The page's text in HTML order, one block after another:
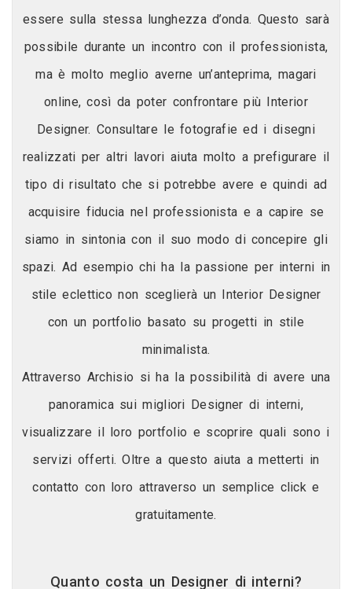
essere sulla stessa lunghezza d’onda. Questo sarà
possibile durante un incontro con il professionista,
ma è molto meglio averne un’anteprima, magari
online, così da poter confrontare più Interior
Designer. Consultare le fotografie ed i disegni
realizzati per altri lavori aiuta molto a prefigurare il
tipo di risultato che si potrebbe avere e quindi ad
acquisire fiducia nel professionista e a capire se
siamo in sintonia con il suo modo di concepire gli
spazi. Ad esempio chi ha la passione per interni in
stile eclettico non sceglierà un Interior Designer
con un portfolio basato su progetti in stile
minimalista.
Attraverso Archisio si ha la possibilità di avere una
panoramica sui migliori Designer di interni,
visualizzare il loro portfolio e scoprire quali sono i
servizi offerti. Oltre a questo aiuta a metterti in
contatto con loro attraverso un semplice click e
gratuitamente.
Quanto costa un Designer di interni?